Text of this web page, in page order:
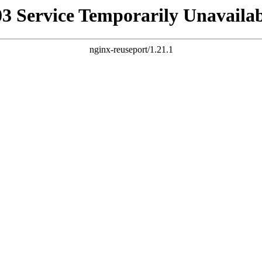
Service Temporarily
nginx-reuseport/1.21.1